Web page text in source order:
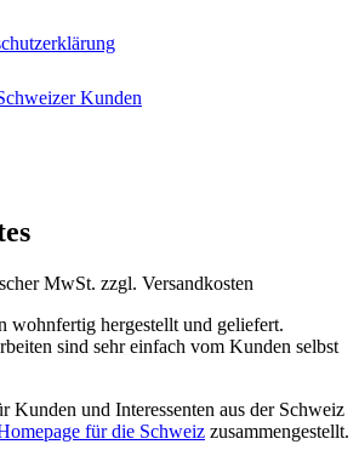
Kunden
MwSt. zzgl. Versandkosten
wohnfertig hergestellt und geliefert.
sind sehr einfach vom Kunden selbst
Kunden und Interessenten aus der Schweiz
für die Schweiz zusammengestellt.